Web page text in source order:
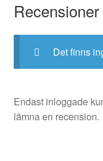
Recensioner
Det finns
Endast inloggade
lämna en recension.